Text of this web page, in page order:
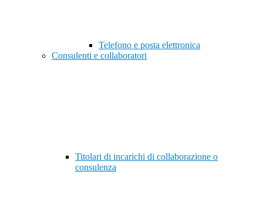
Telefono e posta elettronica
Consulenti e collaboratori
Titolari di incarichi di collaborazione o
consulenza